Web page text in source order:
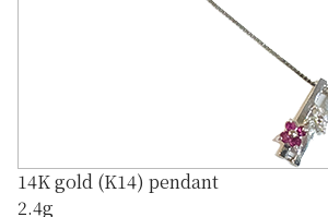
14K gold (K14) pendant
2.4g